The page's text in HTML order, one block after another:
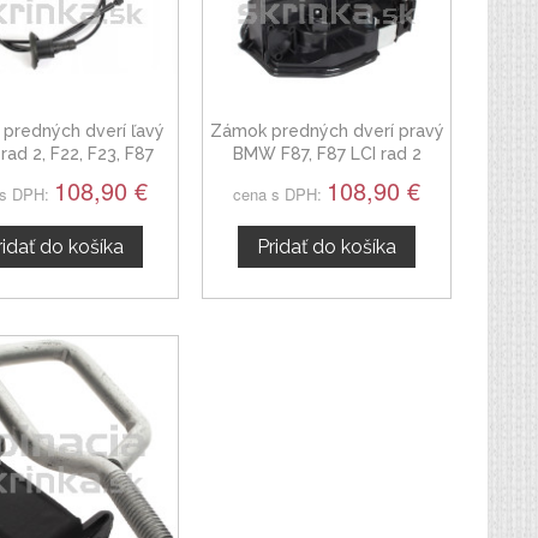
predných dverí ľavý
2, F22, F23, F87
DPH: 108,90 €
do košíka
Zámok predných dverí pravý
BMW F87, F87 LCI rad 2
cena s DPH: 108,90 €
Pridať do košíka